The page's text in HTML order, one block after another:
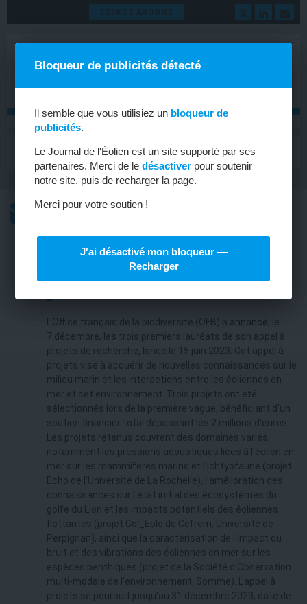
ESPACE ABONNÉ
MENU
L’ACTU
ÉOLIEN EN MER
Trois premiers lauréats pour l’Office
L'Office français de la biodiversité (OFB) a annoncé, le
7 décembre, les trois premiers lauréats de son appel à
projets de recherche, lancé le 15 juin 2023. Cet appel à
projets vise à acquérir de nouvelles connaissances sur le
milieu marin et les interactions entre les éoliennes en
mer et cet environnement. Trois projets ont été
sélectionnés lors de la première vague, bénéficiant d'un
soutien financier total dépassant les 2 millions d'euros.
Les projets retenus couvrent des domaines variés,
notamment les pressions acoustiques liées à l'éolien en
mer sur les mammifères marins et l'ichtyofaune (projet
Echo de l'Université de La Rochelle), l'amélioration des
connaissances sur l'état initial des écosystèmes du
golfe du Lion et les impacts potentiels des éoliennes
flottantes (projet Gol_Eole de Cefrem, Université de
Perpignan), ainsi que la caractérisation de l'impact du
bruit et des vibrations des éoliennes en mer sur les
espèces benthiques (projet de la Société d'Observation
multi-modale de l'environnement, Somme). L’appel à
projets se poursuit jusqu’au 31 décembre 2023, date de
Bloqueur de publicités détecté
Il semble que vous utilisiez un bloqueur de
publicités.
Le Journal de l'Éolien est un site supporté par ses
partenaires. Merci de ledésactiver pour soutenir
notre site, puis de recharger la page.
Merci pour votre soutien !
J'ai désactivé mon bloqueur —
Recharger